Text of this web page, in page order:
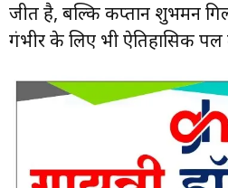
जीत है, बल्कि कप्तान शुभमन
गंभीर के लिए भी ऐतिहासिक